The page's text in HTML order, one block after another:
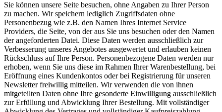
Sie können unsere Seite besuchen, ohne Angaben zu Ihrer Person
zu machen. Wir speichern lediglich Zugriffsdaten ohne
Personenbezug wie z.B. den Namen Ihres Internet Service
Providers, die Seite, von der aus Sie uns besuchen oder den Namen
der angeforderten Datei. Diese Daten werden ausschließlich zur
Verbesserung unseres Angebotes ausgewertet und erlauben keinen
Rückschluss auf Ihre Person. Personenbezogene Daten werden nur
erhoben, wenn Sie uns diese im Rahmen Ihrer Warenbestellung, bei
Eröffnung eines Kundenkontos oder bei Registrierung für unseren
Newsletter freiwillig mitteilen. Wir verwenden die von ihnen
mitgeteilten Daten ohne Ihre gesonderte Einwilligung ausschließlich
zur Erfüllung und Abwicklung Ihrer Bestellung. Mit vollständiger